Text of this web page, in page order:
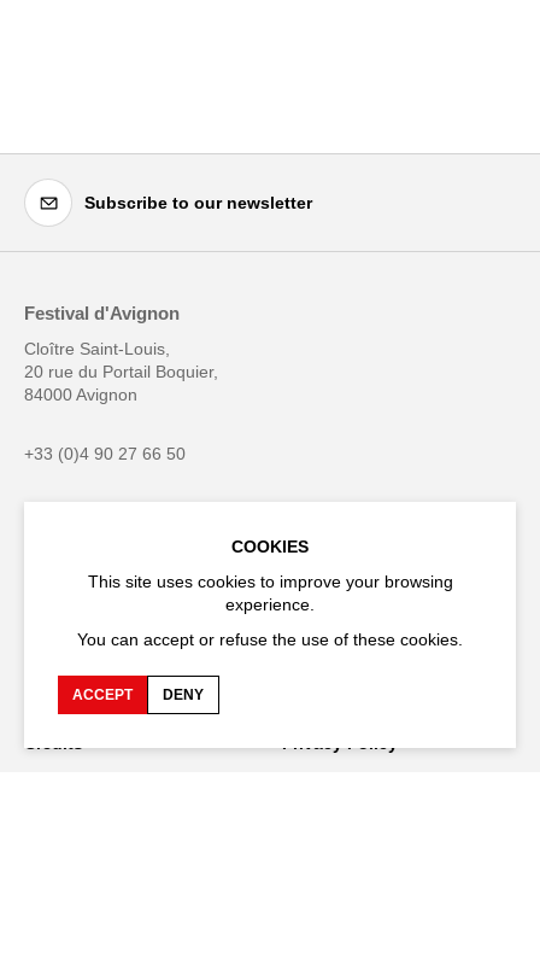
Subscribe to our newsletter
Festival d'Avignon
Cloître Saint-Louis,
20 rue du Portail Boquier,
84000 Avignon
+33 (0)4 90 27 66 50
Accessibility Q&A
Production space
Team space
Credits Privacy Policy
COOKIES
This site uses cookies to improve your browsing
experience.
You can accept or refuse the use of these cookies.
ACCEPT DENY